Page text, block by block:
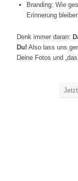
Branding: Wie
Erinnerung
Denk immer daran:
Du! Also lass uns
Deine Fotos und